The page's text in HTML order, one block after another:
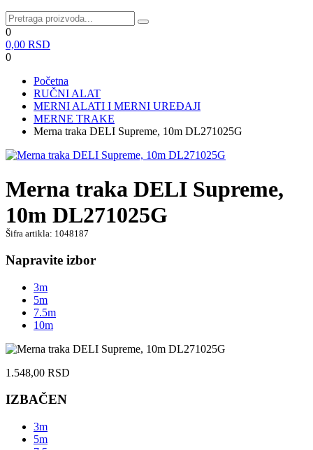
0
0,00 RSD
0
Početna
RUČNI ALAT
MERNI ALATI I MERNI UREĐAJI
MERNE TRAKE
Merna traka DELI Supreme, 10m DL271025G
Merna traka DELI Supreme,
10m DL271025G
Šifra artikla: 1048187
Napravite izbor
3m
5m
7.5m
10m
1.548,00 RSD
IZBAČEN
3m
5m